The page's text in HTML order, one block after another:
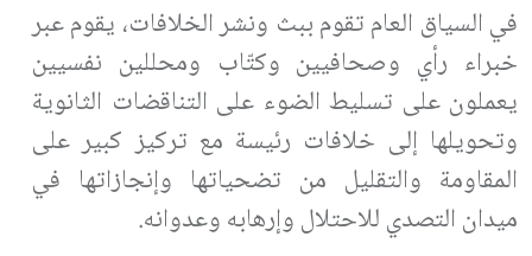
في السياق العام تقوم ببث ونشر الخلافات، يقوم عبر
خبراء رأي وصحافيين وكتّاب ومحللين نفسيين
يعملون على تسليط الضوء على التناقضات الثانوية
وتحويلها إلى خلافات رئيسة مع تركيز كبير على
المقاومة والتقليل من تضحياتها وإنجازاتها في
ميدان التصدي للاحتلال وإرهابه وعدوانه.